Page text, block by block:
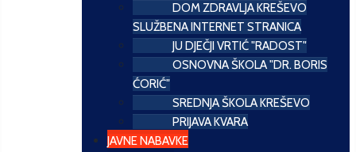
DOM ZDRAVLJA KREŠEVO
SLUŽBENA INTERNET STRANICA
JU DJEČJI VRTIĆ "RADOST"
OSNOVNA ŠKOLA "DR. BORIS
ĆORIĆ"
SREDNJA ŠKOLA KREŠEVO
PRIJAVA KVARA
JAVNE NABAVKE